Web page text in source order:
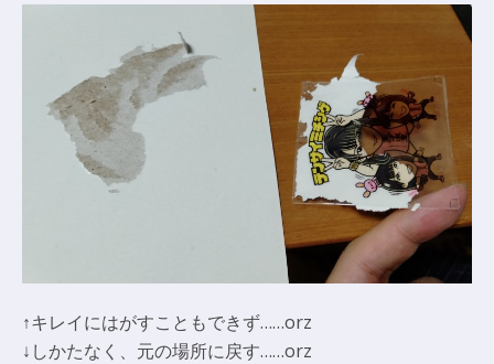
↑キレイにはがすこともできず……orz
↓しかたなく、元の場所に戻す……orz